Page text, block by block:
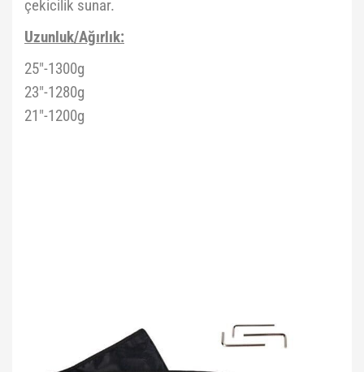
çekicilik sunar.
Uzunluk/Ağırlık:
25"-1300g
23"-1280g
21"-1200g